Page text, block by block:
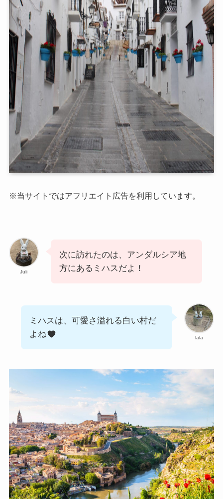
※当サイトではアフリエイト広告を利用しています。
Juli
次に訪れたのは、アンダルシア地
方にあるミハスだよ！
lala
ミハスは、可愛さ溢れる白い村だ
よね